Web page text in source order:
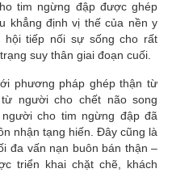
tim ngừng đập được ghép
khẳng định vị thế của nền y
tiếp nối sự sống cho rất
suy thân giai đoạn cuối.
phương pháp ghép thận từ
người cho chết não song
cho tim ngừng đập đã
nhận tạng hiến. Đây cũng là
đa vấn nạn buôn bán thận –
triển khai chặt chẽ, khách